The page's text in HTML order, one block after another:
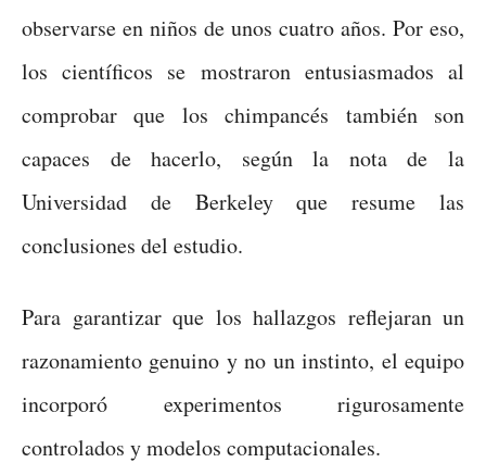
observarse en niños de unos cuatro años. Por eso,
los científicos se mostraron entusiasmados al
comprobar que los chimpancés también son
capaces de hacerlo, según la nota de la
Universidad de Berkeley que resume las
conclusiones del estudio.
Para garantizar que los hallazgos reflejaran un
razonamiento genuino y no un instinto, el equipo
incorporó experimentos rigurosamente
controlados y modelos computacionales.